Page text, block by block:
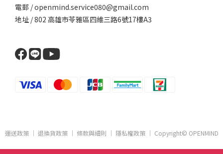
電郵 / openmind.service080@gmail.com
地址 / 802 高雄市苓雅區四維三路6號17樓A3
運送政策｜ 退換貨政策｜ 條款與細則 ｜ 隱私權政策｜ Copyright© OPENMIND